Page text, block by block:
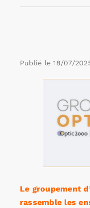
Annonces
Publié le 18/07/
Le groupement
rassemble les